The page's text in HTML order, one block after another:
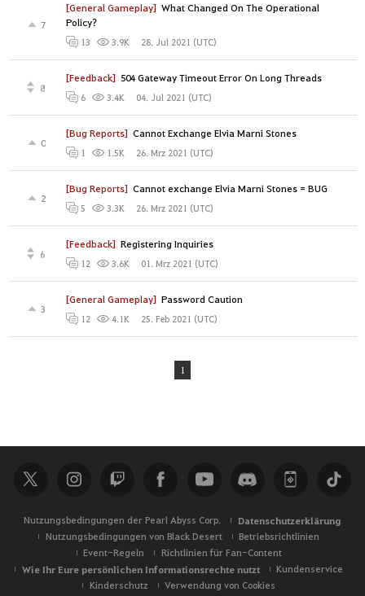
[General Gameplay] What Changed On The Operational
Policy?
7
13 3.9K 28. Jul 2021 (UTC)
[Feedback] 504 Gateway Timeout Error On Long Threads
8
6 3.4K 04. Jul 2021 (UTC)
[Bug Reports] Cannot Exchange Elvia Marni Stones
0
1 1.5K 26. Mrz 2021 (UTC)
[Bug Reports] Cannot exchange Elvia Marni Stones = BUG
2
5 3.3K 26. Mrz 2021 (UTC)
[Feedback] Registering Inquiries
6
12 3.6K 01. Mrz 2021 (UTC)
[General Gameplay] Password Caution
3
12 4.1K 25. Feb 2021 (UTC)
1
Nutzungsbedingungen der Pearl Abyss Corp. Datenschutzerklärung
Nutzungsbedingungen von Black Desert
Betriebsrichtlinien
Event-Regeln
Richtlinien für Fan-Content
Wie Ihr Eure persönlichen Informationsrechte nutzt
Kundenservice
Kinderschutz
Verwendung von Cookies